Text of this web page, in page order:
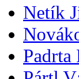
Netík
Padrta